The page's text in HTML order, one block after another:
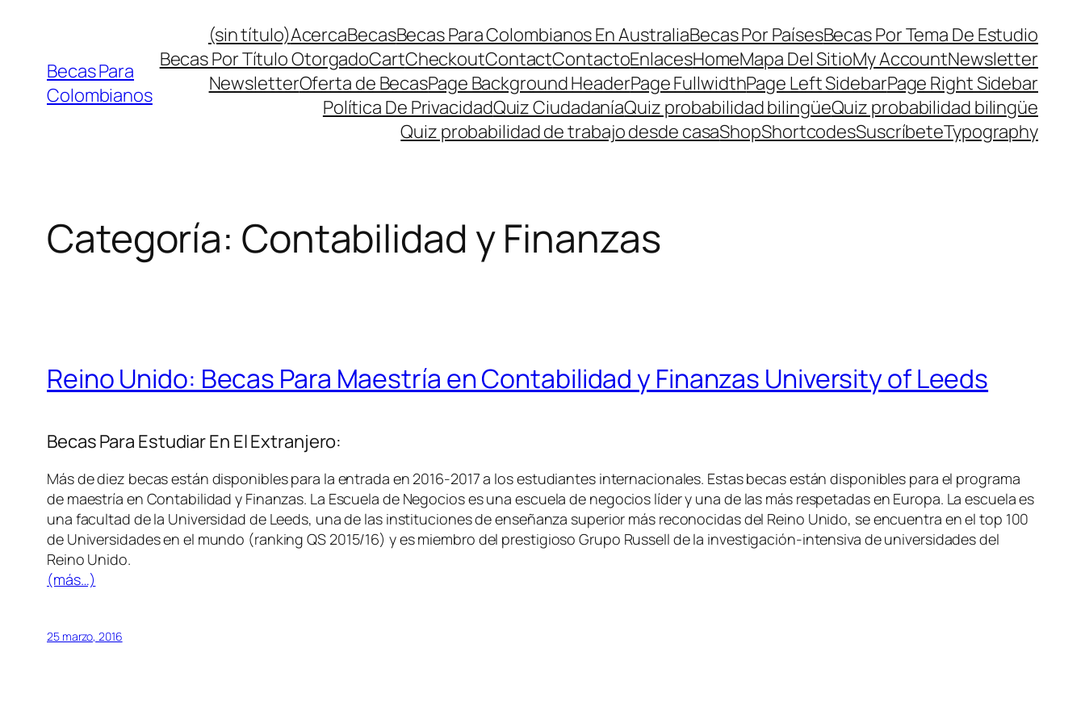
contenido
Becas Para
Colombianos
(sin título)AcercaBecasBecas Para Colombianos En AustraliaBecas Por PaísesBecas Por Tema De Estudio
Becas Por Título OtorgadoCartCheckoutContactContactoEnlacesHomeMapa Del SitioMy AccountNewsletter
NewsletterOferta de BecasPage Background HeaderPage FullwidthPage Left SidebarPage Right Sidebar
Política De PrivacidadQuiz CiudadaníaQuiz probabilidad bilingüeQuiz probabilidad bilingüe
Quiz probabilidad de trabajo desde casaShopShortcodesSuscríbeteTypography
Categoría: Contabilidad y Finanzas
Reino Unido: Becas Para Maestría en Contabilidad y Finanzas University of Leeds
Becas Para Estudiar En El Extranjero:
Más de diez becas están disponibles para la entrada en 2016-2017 a los estudiantes internacionales. Estas becas están disponibles para el programa
de maestría en Contabilidad y Finanzas. La Escuela de Negocios es una escuela de negocios líder y una de las más respetadas en Europa. La escuela es
una facultad de la Universidad de Leeds, una de las instituciones de enseñanza superior más reconocidas del Reino Unido, se encuentra en el top 100
de Universidades en el mundo (ranking QS 2015/16) y es miembro del prestigioso Grupo Russell de la investigación-intensiva de universidades del
Reino Unido.
(más…)
25 marzo, 2016